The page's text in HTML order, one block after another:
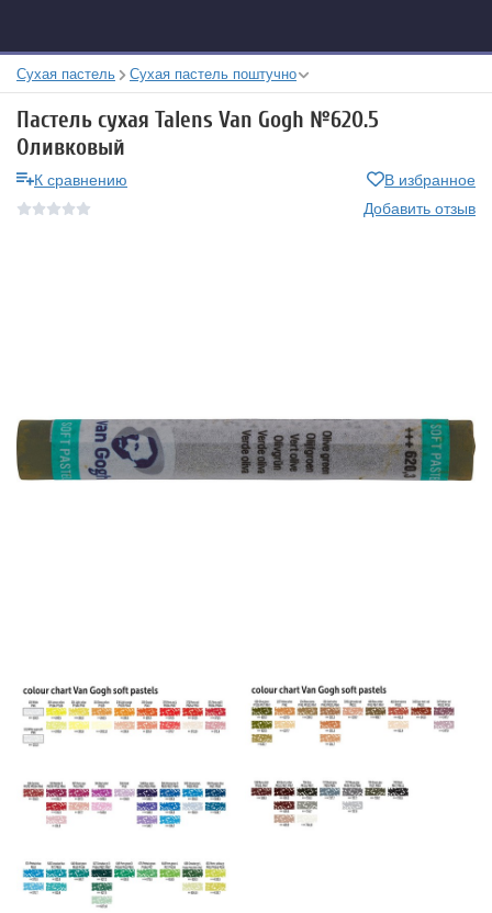
Сухая пастель Сухая пастель поштучно
Пастель сухая Talens Van Gogh №620.5
Оливковый
К сравнению
В избранное
Добавить отзыв